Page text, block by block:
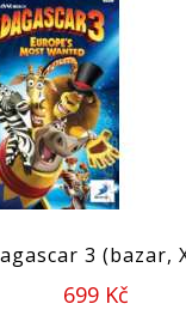
3 (bazar,
699 Kč